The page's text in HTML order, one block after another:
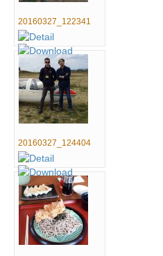
20160327_122341
20160327_124404